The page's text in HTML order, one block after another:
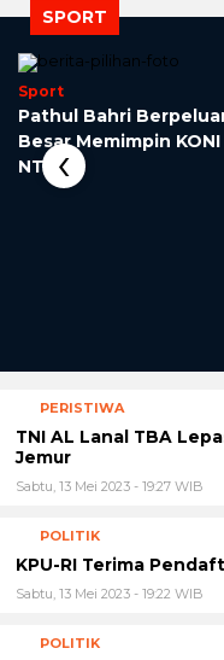
SPORT
Sport
Pathul Bahri
Besar Memimpin KONI
NTB ‹
PERISTIWA
TNI AL Lanal TBA
Jemur
Sabtu, 13 Mei 2023 - 19:27 WIB
POLITIK
KPU-RI Terima
Sabtu, 13 Mei 2023 - 19:22 WIB
POLITIK